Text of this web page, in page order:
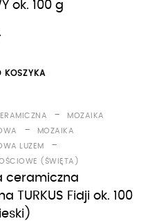
ok. 100 g
KOSZYKA
-
MOZAIKA
-
MOZAIKA
LUZEM
-
(ŚWIĘTA)
ceramiczna
TURKUS Fidji ok. 100